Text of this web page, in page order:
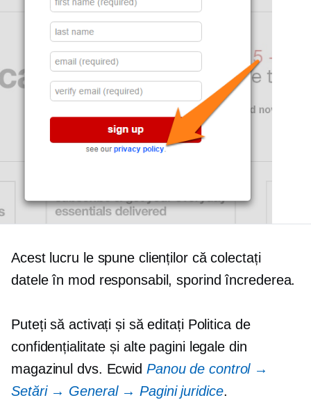
Acest lucru le spune clienților că colectați
datele în mod responsabil, sporind încrederea.
Puteți să activați și să editați Politica de
confidențialitate și alte pagini legale din
magazinul dvs. Ecwid Panou de control →
Setări → General → Pagini juridice.